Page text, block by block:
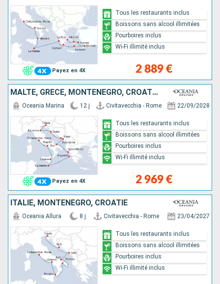
Payez en 4X 2 889 €
Tous les restaurants inclus
Boissons sans alcool illimitées
Pourboires inclus
Wi-Fi illimité inclus
MALTE, GRÈCE, MONTÉNÉGRO, CROATIE, ITALIE
Payez en 4X
Oceania Marina 12 j Civitavecchia - Rome 22/09/2028
2 969 €
Tous les restaurants inclus
Boissons sans alcool illimitées
Pourboires inclus
Wi-Fi illimité inclus
ITALIE, MONTÉNÉGRO, CROATIE
Oceania Allura 8 j Civitavecchia - Rome 23/04/2027
Tous les restaurants inclus
Boissons sans alcool illimitées
Pourboires inclus
Wi-Fi illimité inclus